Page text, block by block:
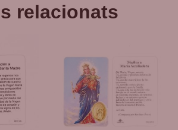
relacionats